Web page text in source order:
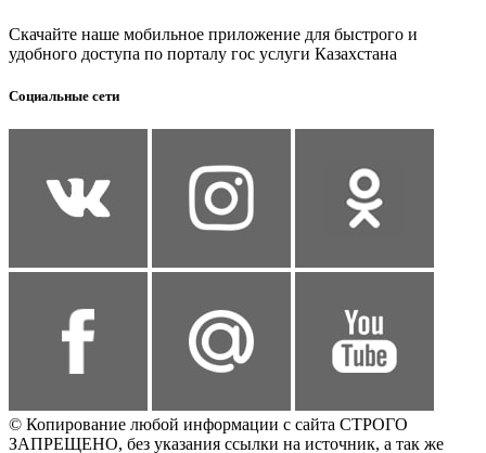
Скачайте наше мобильное приложение для быстрого и
удобного доступа по порталу гос услуги Казахстана
Социальные сети
© Копирование любой информации с сайта СТРОГО
ЗАПРЕЩЕНО, без указания ссылки на источник, а так же